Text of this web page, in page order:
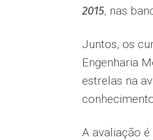
2015, nas
Juntos, os
Engenharia
estrelas na
A avaliação